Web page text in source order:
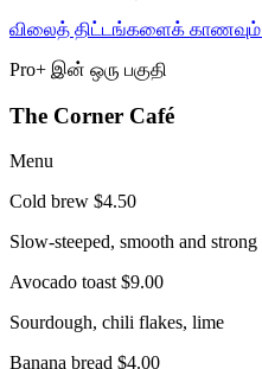
விலைத் திட்டங்களைக் காணவும்
Pro+ இன் ஒரு பகுதி
The Corner Café
Menu
Cold brew $4.50
Slow-steeped, smooth and strong
Avocado toast $9.00
Sourdough, chili flakes, lime
Banana bread $4.00